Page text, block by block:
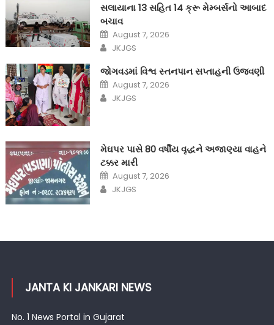
સલાયાના 13 સહિત 14 ક્રૂ મેમ્બર્સનો આબાદ
બચાવ‎
Posted
on
August 7, 2026
Author
JKJGS
જોગવડમાં વિશ્વ સ્તનપાન સપ્તાહની ઉજવણી
Posted
on
August 7, 2026
Author
JKJGS
મેઘપર પાસે 80 વર્ષીય વૃદ્ધને અજાણ્યા વાહને
ટક્કર મારી
Posted
on
August 7, 2026
Author
JKJGS
JANTA KI JANKARI NEWS
No. 1 News Portal in Gujarat